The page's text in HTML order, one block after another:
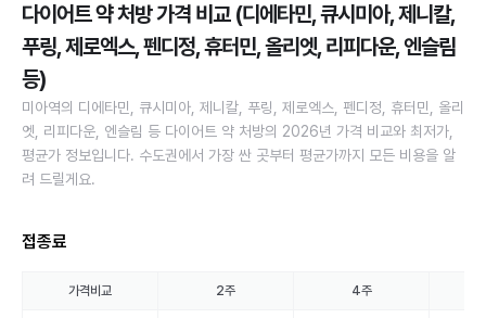
다이어트 약 처방 가격 비교 (디에타민, 큐시미아, 제니칼,
푸링, 제로엑스, 펜디정, 휴터민, 올리엣, 리피다운, 엔슬림
등)
미아역의 디에타민, 큐시미아, 제니칼, 푸링, 제로엑스, 펜디정, 휴터민, 올리
엣, 리피다운, 엔슬림 등 다이어트 약 처방의 2026년 가격 비교와 최저가,
평균가 정보입니다. 수도권에서 가장 싼 곳부터 평균가까지 모든 비용을 알
려 드릴게요.
접종료
가격비교 2주 4주